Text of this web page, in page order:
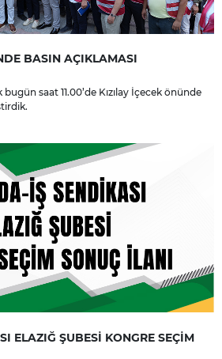
BASIN AÇIKLAMASI
bugün saat 11.00’de Kızılay İçecek önünde
ELAZIĞ ŞUBESİ KONGRE SEÇİM